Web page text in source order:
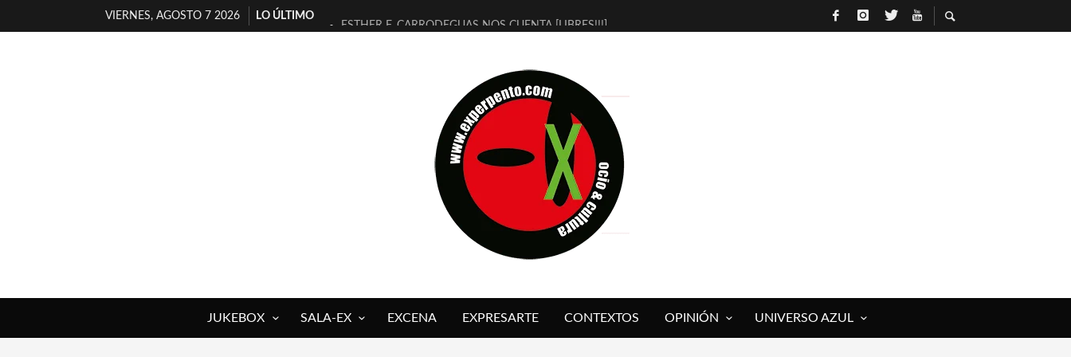
VIERNES, AGOSTO 7 2026
LO ÚLTIMO
ESTHER F. CARRODEGUAS NOS CUENTA [LIBRES!!!]
[ELECTRA JONDA] DE JUAN GUERRERO ZAMORA
TIMBRE 4, LA ESCUELA DEL DIRECTOR TEATRAL CLAUDIO TOLCACHIR
30 AÑOS (NO ES NADA) DE LA KATARSIS DEL TOMATAZO
MILITARES JUDÍAS EN #EXVITA
D’BALDOMEROS REINVENTAN [BITÁCORA 3.0] EN EXVITA
MARSHALL FLASH PRESENTA EN EXVITA [RELATIVA SENCILLEZ]
JOFRE BARDAGÍ EN EXVITA INTERPRETANDO A SERRAT
JUKEBOX SALA-EX EXCENA EXPRESARTE CONTEXTOS OPINIÓN UNIVERSO AZUL